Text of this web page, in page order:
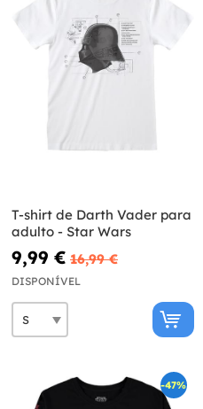
T-shirt de Darth Vader para
adulto - Star Wars
9,99 € 16,99 €
DISPONÍVEL
-47%